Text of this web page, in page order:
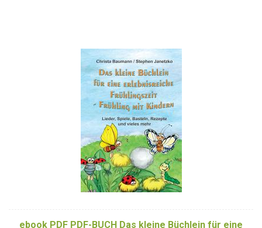
ebook PDF PDF-BUCH Das kleine Büchlein für eine